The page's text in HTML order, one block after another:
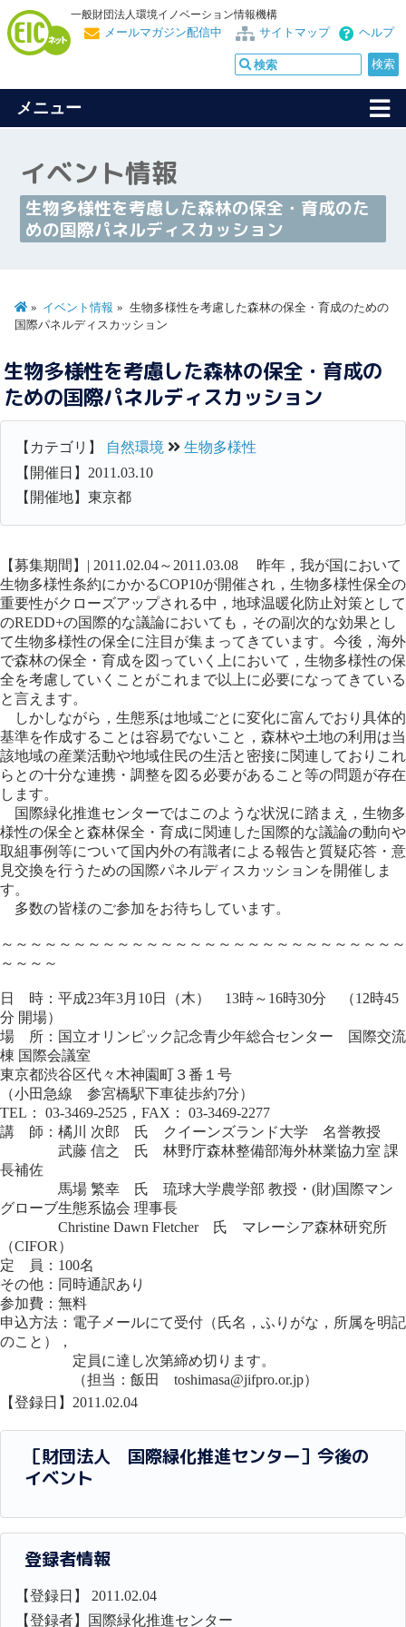
一般財団法人環境イノベーション情報機構
ヘルプ
サイトマップ
メールマガジン配信中
メニュー
イベント情報
生物多様性を考慮した森林の保全・育成のた
めの国際パネルディスカッション
イベント情報
生物多様性を考慮した森林の保全・育成のための
国際パネルディスカッション
生物多様性を考慮した森林の保全・育成の
ための国際パネルディスカッション
【カテゴリ】 自然環境
生物多様性
【開催日】2011.03.10
【開催地】東京都
【募集期間】| 2011.02.04～2011.03.08 昨年，我が国において
生物多様性条約にかかるCOP10が開催され，生物多様性保全の
重要性がクローズアップされる中，地球温暖化防止対策として
のREDD+の国際的な議論においても，その副次的な効果とし
て生物多様性の保全に注目が集まってきています。今後，海外
で森林の保全・育成を図っていく上において，生物多様性の保
全を考慮していくことがこれまで以上に必要になってきている
と言えます。
しかしながら，生態系は地域ごとに変化に富んでおり具体的
基準を作成することは容易でないこと，森林や土地の利用は当
該地域の産業活動や地域住民の生活と密接に関連しておりこれ
らとの十分な連携・調整を図る必要があること等の問題が存在
します。
国際緑化推進センターではこのような状況に踏まえ，生物多
様性の保全と森林保全・育成に関連した国際的な議論の動向や
取組事例等について国内外の有識者による報告と質疑応答・意
見交換を行うための国際パネルディスカッションを開催しま
す。
多数の皆様のご参加をお待ちしています。
～～～～～～～～～～～～～～～～～～～～～～～～～～～～
～～～～
日 時：平成23年3月10日（木） 13時～16時30分 （12時45
分 開場）
場 所：国立オリンピック記念青少年総合センター 国際交流
棟 国際会議室
東京都渋谷区代々木神園町３番１号
（小田急線 参宮橋駅下車徒歩約7分）
TEL： 03-3469-2525，FAX： 03-3469-2277
講 師：橘川 次郎 氏 クイーンズランド大学 名誉教授
武藤 信之 氏 林野庁森林整備部海外林業協力室 課
長補佐
馬場 繁幸 氏 琉球大学農学部 教授・(財)国際マン
グローブ生態系協会 理事長
Christine Dawn Fletcher 氏 マレーシア森林研究所
（CIFOR）
定 員：100名
その他：同時通訳あり
参加費：無料
申込方法：電子メールにて受付（氏名，ふりがな，所属を明記
のこと），
定員に達し次第締め切ります。
（担当：飯田 toshimasa@jifpro.or.jp）
【登録日】2011.02.04
［財団法人 国際緑化推進センター］今後の
イベント
登録者情報
【登録日】 2011.02.04
【登録者】国際緑化推進センター